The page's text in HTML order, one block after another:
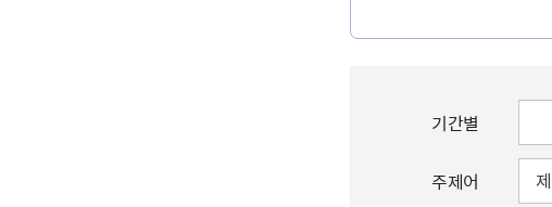
기간별
주제어